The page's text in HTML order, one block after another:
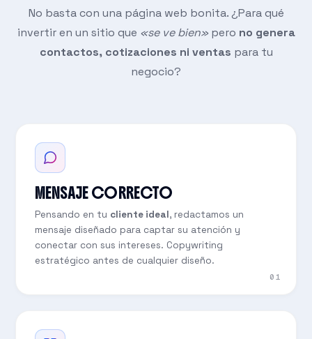
No basta con una página web bonita. ¿Para qué
invertir en un sitio que «se ve bien»pero no genera
contactos, cotizaciones ni ventas para tu
negocio?
MENSAJE CORRECTO
Pensando en tu cliente ideal, redactamos un
mensaje diseñado para captar su atención y
conectar con sus intereses. Copywriting
estratégico antes de cualquier diseño.
01